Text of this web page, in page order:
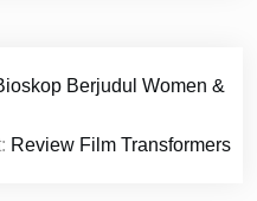
Berjudul Women &
Review Film Transformers